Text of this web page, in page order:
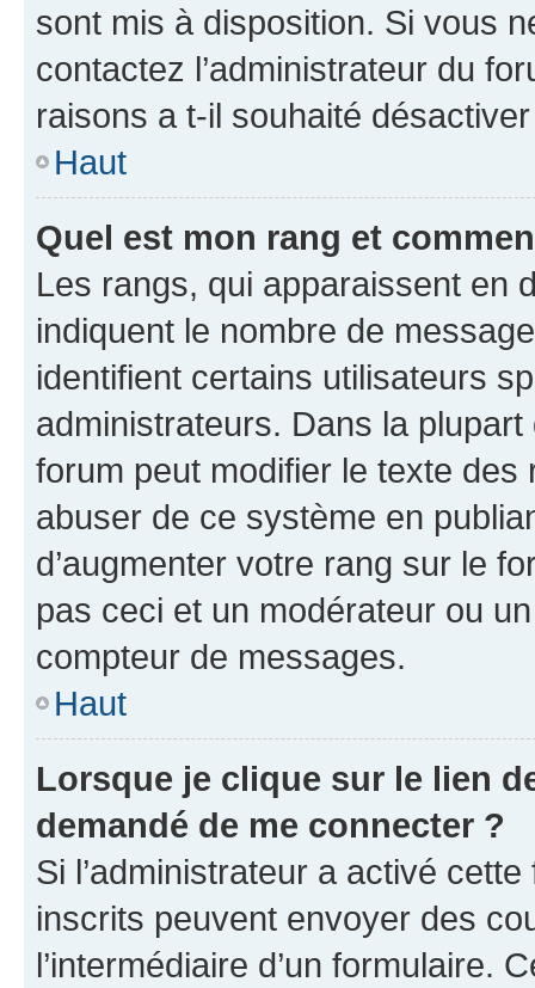
sont mis à disposition. Si vous
contactez l’administrateur du
raisons a t-il souhaité
Haut
Quel est mon rang et
Les rangs, qui apparaissent en
indiquent le nombre de
identifient certains utilisateurs
administrateurs. Dans la
forum peut modifier le texte
abuser de ce système en
d’augmenter votre rang sur le
pas ceci et un modérateur ou
compteur de messages.
Haut
Lorsque je clique sur le lien
demandé de me connecter ?
Si l’administrateur a activé
inscrits peuvent envoyer des
l’intermédiaire d’un formulaire.